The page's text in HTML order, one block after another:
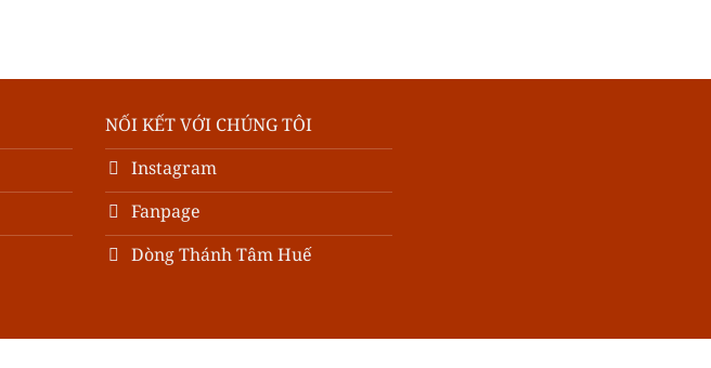
NỐI KẾT VỚI CHÚNG TÔI
Instagram
Fanpage
Dòng Thánh Tâm Huế